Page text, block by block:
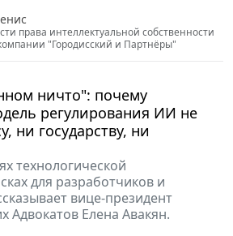
и на что обратить
"Прогресс Сервис",
консультант, сооснователь
сооснователь ООО "НПК"